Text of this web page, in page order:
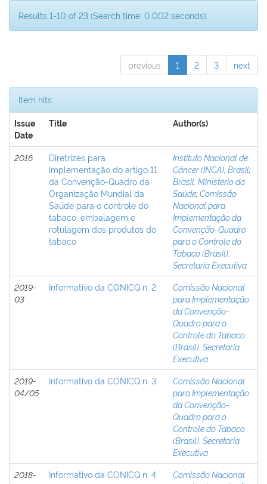
Results 1-10 of 23 (Search time: 0.002 seconds).
previous 1 2 3 next
Item hits:
Issue
Date
Title Author(s)
2016
Diretrizes para
implementação do artigo 11
da Convenção-Quadro da
Organização Mundial da
Saúde para o controle do
tabaco: embalagem e
rotulagem dos produtos do
tabaco
Instituto Nacional de
Câncer (INCA), Brasil;
Brasil. Ministério da
Saúde;Comissão
Nacional para
Implementação da
Convenção-Quadro
para o Controle do
Tabaco (Brasil).
Secretaria Executiva
2019-
03
Informativo da CONICQ n. 2
Comissão Nacional
para Implementação
da Convenção-
Quadro para o
Controle do Tabaco
(Brasil). Secretaria
Executiva
2019-
04/05
Informativo da CONICQ n. 3
Comissão Nacional
para Implementação
da Convenção-
Quadro para o
Controle do Tabaco
(Brasil). Secretaria
Executiva
2018-
Informativo da CONICQ n. 4
Comissão Nacional